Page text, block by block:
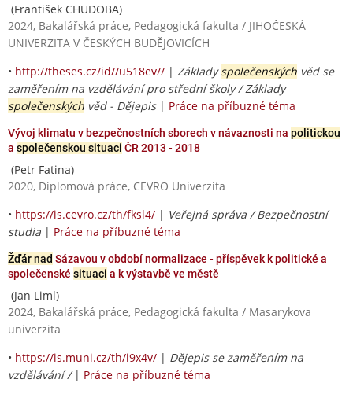
(František CHUDOBA)
2024, Bakalářská práce, Pedagogická fakulta / JIHOČESKÁ
UNIVERZITA V ČESKÝCH BUDĚJOVICÍCH
• http://theses.cz/id//u518ev// | Základyspolečenských věd se
zaměřením na vzdělávání pro střední školy / Základy
společenských věd - Dějepis| Práce na příbuzné téma
Vývoj klimatu v bezpečnostních sborech v návaznosti na politickou
a společenskou situaci ČR 2013 - 2018
(Petr Fatina)
2020, Diplomová práce, CEVRO Univerzita
• https://is.cevro.cz/th/fksl4/ | Veřejná správa / Bezpečnostní
studia | Práce na příbuzné téma
Žďár nad Sázavou v období normalizace - příspěvek k politické a
společenské situaci a k výstavbě ve městě
(Jan Liml)
2024, Bakalářská práce, Pedagogická fakulta / Masarykova
univerzita
• https://is.muni.cz/th/i9x4v/ | Dějepis se zaměřením na
vzdělávání / | Práce na příbuzné téma